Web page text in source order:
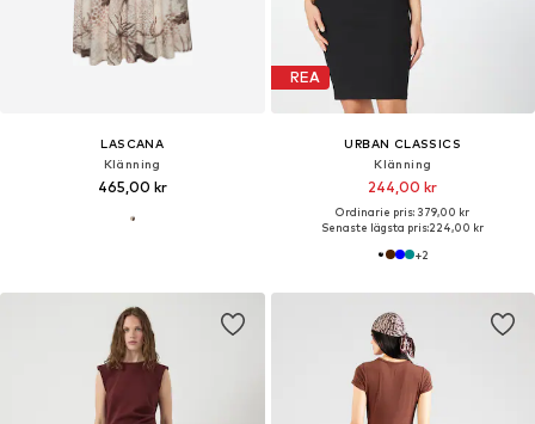
LASCANA
Klänning
465,00 kr
REA
URBAN CLASSICS
Klänning
244,00 kr
Ordinarie pris: 379,00 kr
Senaste lägsta pris:224,00 kr
+2